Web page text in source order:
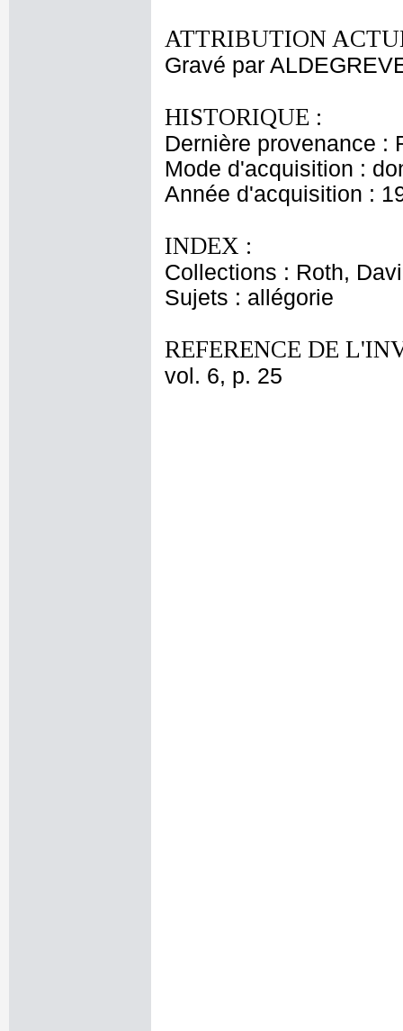
ATTRIBUTION
Gravé par
HISTORIQUE :
Dernière provenance :
Mode d'acquisition :
Année d'acquisition :
INDEX :
Collections : Roth,
Sujets : allégorie
REFERENCE DE
vol. 6, p. 25